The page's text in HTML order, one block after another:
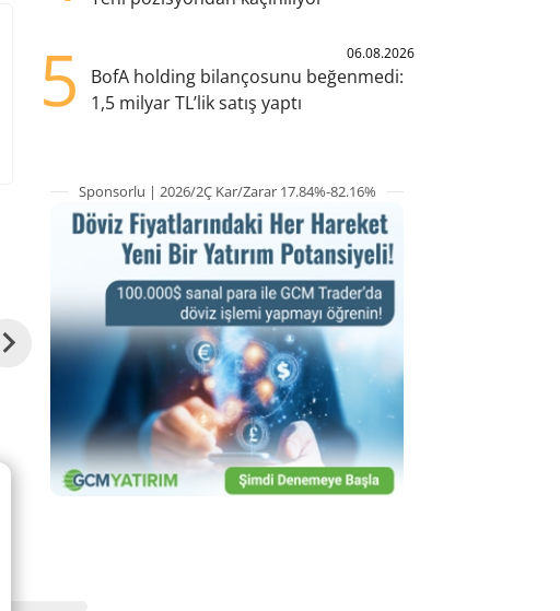
5 06.08.2026
BofA holding bilançosunu beğenmedi:
1,5 milyar TL’lik satış yaptı
Sponsorlu | 2026/2Ç Kar/Zarar 17.84%-82.16%